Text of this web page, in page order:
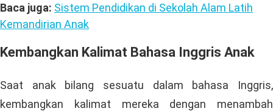
Baca juga: Sistem Pendidikan di Sekolah Alam Latih
Kemandirian Anak
Kembangkan Kalimat Bahasa Inggris Anak
Saat anak bilang sesuatu dalam bahasa Inggris,
kembangkan kalimat mereka dengan menambah